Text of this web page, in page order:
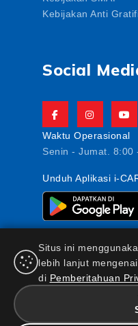
Kebijakan Anti
Social
Waktu Operasional
Senin - Jumat. 8:00
Unduh Aplikasi i-
PT AJ Central Asia
Otoritas Jasa
Maklumat &
Situs ini
lebih lanjut
di Pemberitahuan